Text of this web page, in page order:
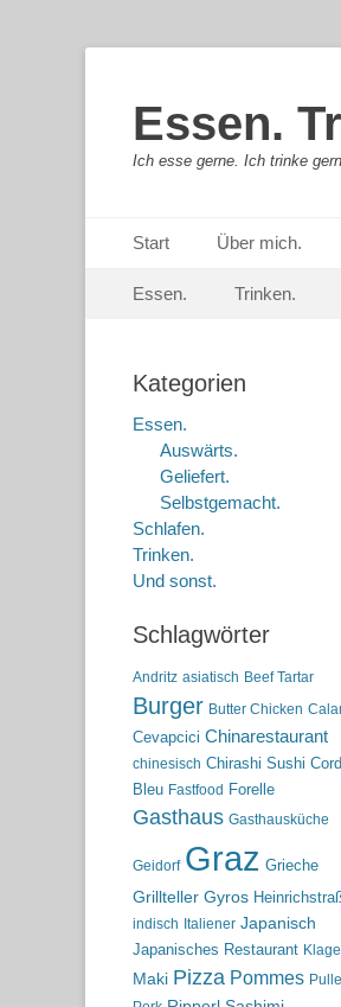
Essen.
Ich esse gerne. Ich trinke
Primäres Menü
zum
Start Über mich.
Sekundär-Menü
zum
Essen. Trinken.
Kategorien
Essen.
Auswärts.
Geliefert.
Selbstgemacht.
Schlafen.
Trinken.
Und sonst.
Schlagwörter
Andritz asiatisch Beef Tartar
Burger Butter Chicken
Cevapcici Chinarestaurant
chinesisch Chirashi Sushi
Bleu Fastfood Forelle
Gasthaus Gasthausküche
Geidorf Graz Grieche
Grillteller Gyros
indisch Italiener Japanisch
Japanisches Restaurant
Maki Pizza Pommes